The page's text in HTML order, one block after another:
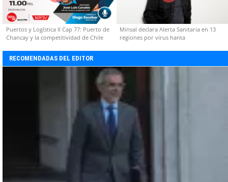
Puertos y Logística II Cap 77: Puerto de
Chancay y la competitividad de Chile
Minsal declara Alerta Sanitaria en 13
regiones por virus hanta
RECOMENDADAS DEL EDITOR